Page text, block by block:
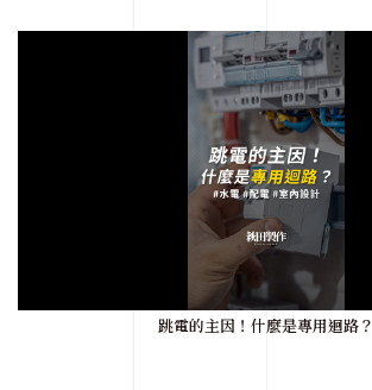
跳電的主因！什麼是專用迴路？